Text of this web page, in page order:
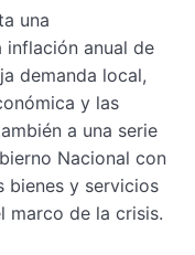
una
inflación anual de
demanda local,
y las
a una serie
Nacional con
bienes y servicios
marco de la crisis.